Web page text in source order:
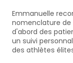
Emmanuelle
nomenclature de
d'abord des
un suivi
des athlètes